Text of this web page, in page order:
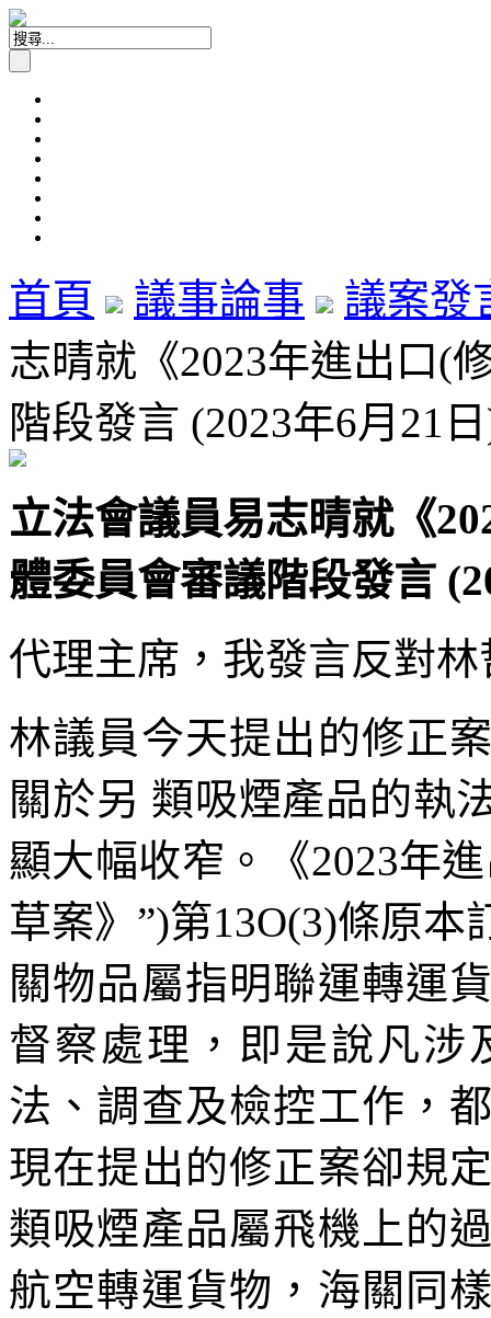
首頁 議事論事
議案發
志晴就《2023年進出口(
階段發言 (2023年6月21
立法會議員易志晴就《
體委員會審議階段發言
代理主席，我發言反對
林議員今天提出的修正
關於另 類吸煙產品的執
顯大幅收窄。《2023年
草案》”)第13O(3)條原
關物品屬指明聯運轉運
督察處理，即是說凡涉
法、調查及檢控工作，
現在提出的修正案卻規
類吸煙產品屬飛機上的
航空轉運貨物，海關同